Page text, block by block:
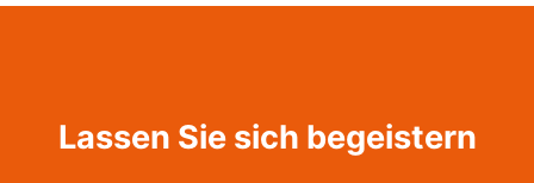
Lassen Sie sich begeistern